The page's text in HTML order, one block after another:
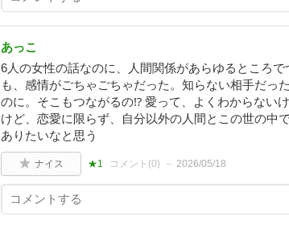
あっこ
6人の女性の話なのに、人間関係があらゆるところ
も、感情がごちゃごちゃだった。知らない相手だっ
のに。そこもつながるの⁉︎ 愛って、よくわからない
けど、恋愛に限らず、自分以外の人間とこの世の中
ありたいなと思う
ナイス ★1 コメント(0) 2026/05/18